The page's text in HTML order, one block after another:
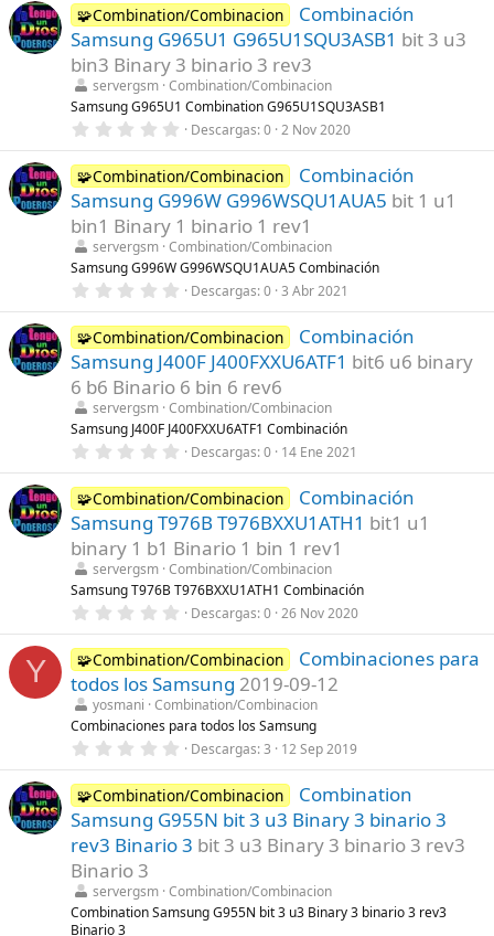
s
)0
e
s
t
r
e
l
a
(
s
)
🧩Combination/Combinacion
Combinación
Samsung G965U1 G965U1SQU3ASB1 bit 3 u3
bin3 Binary 3 binario 3 rev3
servergsm Combination/Combinacion
Samsung G965U1 Combination G965U1SQU3ASB1
0
0
0
e
s
t
r
e
l
a
(
s
)
Descargas 0 2 Nov 2020
🧩Combination/Combinacion
Combinación
Samsung G996W G996WSQU1AUA5 bit 1 u1
bin1 Binary 1 binario 1 rev1
servergsm Combination/Combinacion
Samsung G996W G996WSQU1AUA5 Combinación
0
0
0
e
s
t
r
e
l
a
(
s
)
Descargas 0 3 Abr 2021
🧩Combination/Combinacion
Combinación
Samsung J400F J400FXXU6ATF1 bit6 u6 binary
6 b6 Binario 6 bin 6 rev6
servergsm Combination/Combinacion
Samsung J400F J400FXXU6ATF1 Combinación
0
0
0
e
s
t
r
e
l
a
(
s
)
Descargas 0 14 Ene 2021
🧩Combination/Combinacion
Combinación
Samsung T976B T976BXXU1ATH1 bit1 u1
binary 1 b1 Binario 1 bin 1 rev1
servergsm Combination/Combinacion
Samsung T976B T976BXXU1ATH1 Combinación
0
0
0
e
s
t
r
e
l
a
(
s
)
Descargas 0 26 Nov 2020
Y 🧩Combination/Combinacion
Combinaciones para
todos los Samsung 2019-09-12
yosmani
Combination/Combinacion
Combinaciones para todos los Samsung
0
0
0
e
s
t
r
l
l
a
Descargas 3 12 Sep 2019
🧩Combination/Combinacion
Combination
Samsung G955N bit 3 u3 Binary 3 binario 3
rev3 Binario 3 bit 3 u3 Binary 3 binario 3 rev3
Binario 3
servergsm Combination/Combinacion
Combination Samsung G955N bit 3 u3 Binary 3 binario 3 rev3
Binario 3